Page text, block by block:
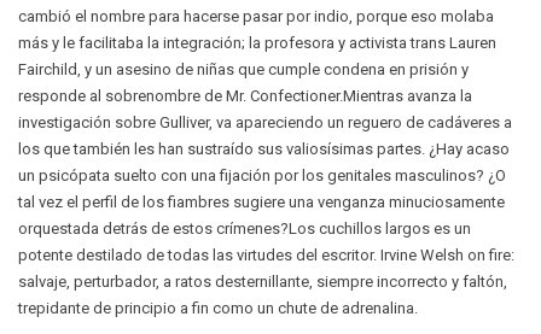
cambió el nombre para hacerse pasar por indio, porque eso molaba
más y le facilitaba la integración; la profesora y activista trans Lauren
Fairchild, y un asesino de niñas que cumple condena en prisión y
responde al sobrenombre de Mr. Confectioner.Mientras avanza la
investigación sobre Gulliver, va apareciendo un reguero de cadáveres a
los que también les han sustraído sus valiosísimas partes. ¿Hay acaso
un psicópata suelto con una fijación por los genitales masculinos? ¿O
tal vez el perfil de los fiambres sugiere una venganza minuciosamente
orquestada detrás de estos crímenes?Los cuchillos largos es un
potente destilado de todas las virtudes del escritor. Irvine Welsh on fire:
salvaje, perturbador, a ratos desternillante, siempre incorrecto y faltón,
trepidante de principio a fin como un chute de adrenalina.